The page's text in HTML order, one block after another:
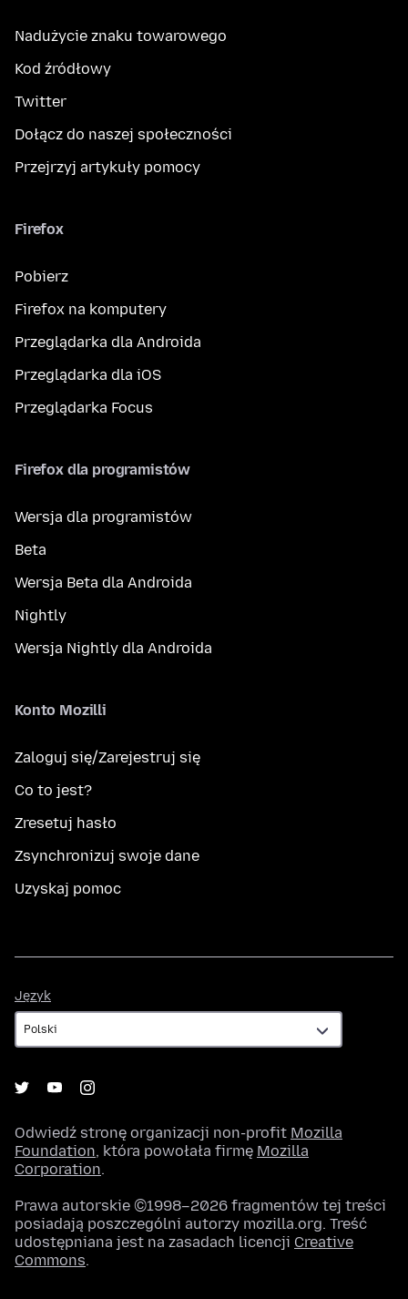
Nadużycie znaku towarowego
Kod źródłowy
Twitter
Dołącz do naszej społeczności
Przejrzyj artykuły pomocy
Firefox
Pobierz
Firefox na komputery
Przeglądarka dla Androida
Przeglądarka dla iOS
Przeglądarka Focus
Firefox dla programistów
Wersja dla programistów
Beta
Wersja Beta dla Androida
Nightly
Wersja Nightly dla Androida
Konto Mozilli
Zaloguj się/Zarejestruj się
Co to jest?
Zresetuj hasło
Zsynchronizuj swoje dane
Uzyskaj pomoc
Język
Odwiedź stronę organizacji non-profit Mozilla
Foundation, która powołała firmę Mozilla
Corporation.
Prawa autorskie ©1998–2026 fragmentów tej treści
posiadają poszczególni autorzy mozilla.org. Treść
udostępniana jest na zasadach licencji Creative
Commons.